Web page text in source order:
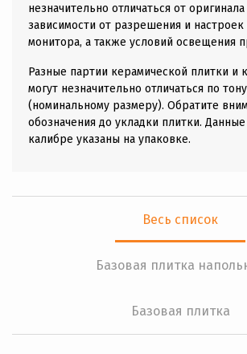
незначительно отличаться от
зависимости от разрешения и
монитора, а также условий освещения
Разные партии керамической плитки и
могут незначительно отличаться по
(номинальному размеру). Обратите
обозначения до укладки плитки.
калибре указаны на упаковке.
Весь список
Базовая плитка
Базовая плитка